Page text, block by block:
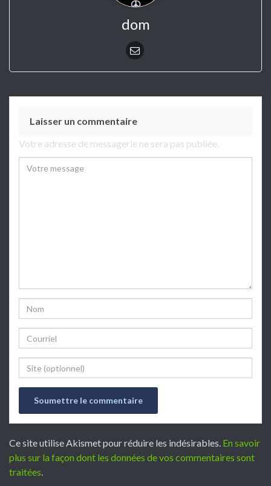
dom
Laisser un commentaire
Votre adresse de messagerie ne sera pas publiée.
Comment
Name
Email
Website
Ce site utilise Akismet pour réduire les indésirables. En savoir
plus sur la façon dont les données de vos commentaires sont
traitées.